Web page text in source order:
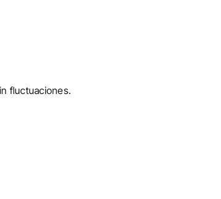
fluctuaciones.